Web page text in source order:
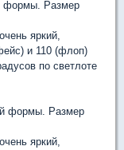
формы. Размер
яркий,
и 110 (флоп)
по светлоте
формы. Размер
яркий,